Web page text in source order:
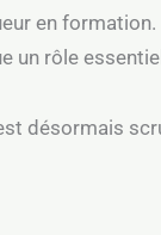
en
un rôle
désormais